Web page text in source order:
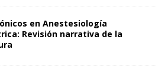
en Anestesiología
Revisión narrativa de la